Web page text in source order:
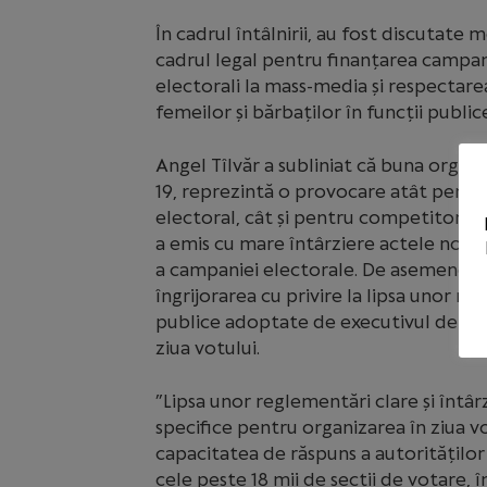
În cadrul întâlnirii, au fost discutate
cadrul legal pentru finanțarea
electorali la mass-media și
femeilor și bărbaților în funcții
Angel Tîlvăr a subliniat că buna
19, reprezintă o provocare atât
electoral, cât și pentru competitorii
a emis cu mare întârziere actele
a campaniei electorale. De
îngrijorarea cu privire la lipsa unor
publice adoptate de executivul de la
ziua votului.
”Lipsa unor reglementări clare și
specifice pentru organizarea în ziua
capacitatea de răspuns a
cele peste 18 mii de secții de votare,